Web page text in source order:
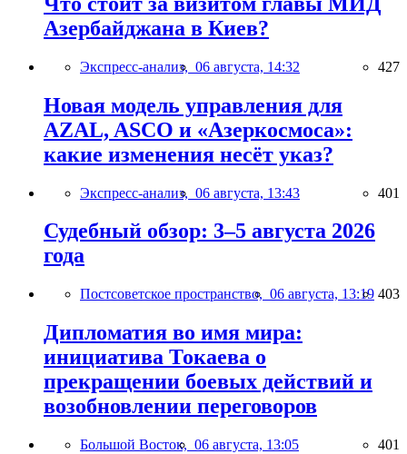
Азербайджана в Киев?
Экспресс-анализ, 06 августа, 14:32 427
Новая модель управления для
AZAL, ASCO и «Азеркосмоса»:
какие изменения несёт указ?
Экспресс-анализ, 06 августа, 13:43 401
Судебный обзор: 3–5 августа 2026
года
Постсоветское пространство, 06 августа, 13:19 403
Дипломатия во имя мира:
инициатива Токаева о
прекращении боевых действий и
возобновлении переговоров
Большой Восток, 06 августа, 13:05 401